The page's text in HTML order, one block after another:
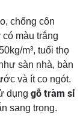
chống côn
màu trắng
m³, tuổi thọ
sàn nhà, bàn
và ít co ngót.
dụng gỗ tràm sỉ
sang trọng.